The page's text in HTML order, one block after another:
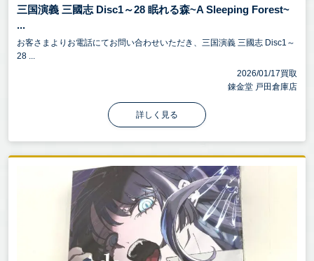
三国演義 三國志 Disc1～28 眠れる森~A Sleeping Forest~
...
お客さまよりお電話にてお問い合わせいただき、三国演義 三國志 Disc1～
28 ...
2026/01/17買取
錬金堂 戸田倉庫店
詳しく見る